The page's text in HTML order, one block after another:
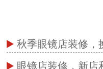
秋季眼镜店装修
眼镜店装修，新